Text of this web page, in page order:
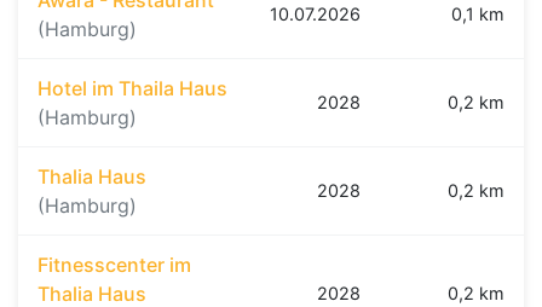
(Hamburg)
10.07.2026 0,1 km
Hotel im Thaila Haus
(Hamburg)
2028 0,2 km
Thalia Haus
(Hamburg)
2028 0,2 km
Fitnesscenter im
Thalia Haus
2028 0,2 km